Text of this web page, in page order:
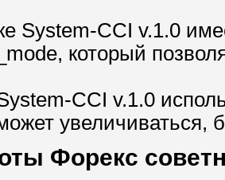
System-CCI v.1.0
который
CCI v.1.0
Форекс